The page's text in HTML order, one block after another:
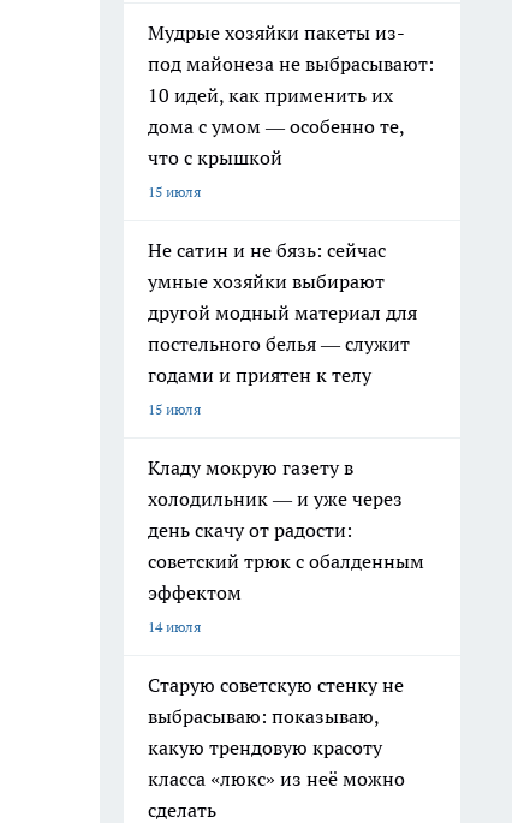
Мудрые хозяйки пакеты из-
под майонеза не выбрасывают:
10 идей, как применить их
дома с умом — особенно те,
что с крышкой
15 июля
Не сатин и не бязь: сейчас
умные хозяйки выбирают
другой модный материал для
постельного белья — служит
годами и приятен к телу
15 июля
Кладу мокрую газету в
холодильник — и уже через
день скачу от радости:
советский трюк с обалденным
эффектом
14 июля
Старую советскую стенку не
выбрасываю: показываю,
какую трендовую красоту
класса «люкс» из неё можно
сделать